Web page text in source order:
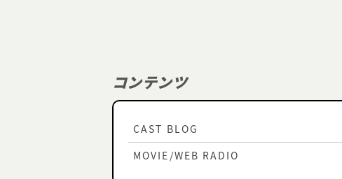
コンテンツ
CAST BLOG
MOVIE/WEB RADIO